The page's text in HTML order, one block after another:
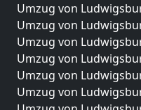
Umzug von
Umzug von
Umzug von
Umzug von
Umzug von
Umzug von